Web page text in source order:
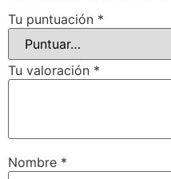
Tu puntuación *
Tu valoración *
Nombre *